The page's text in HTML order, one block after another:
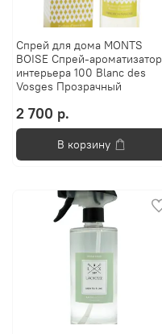
Спрей для дома MONTS
BOISE Спрей-ароматизатор
интерьера 100 Blanc des
Vosges Прозрачный
2 700 р.
В корзину